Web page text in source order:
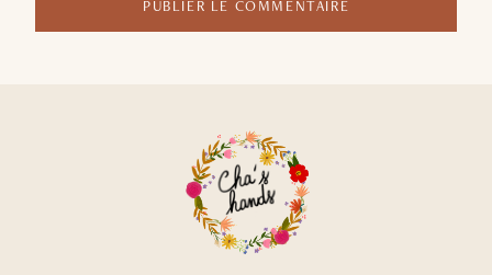
PUBLIER LE COMMENTAIRE